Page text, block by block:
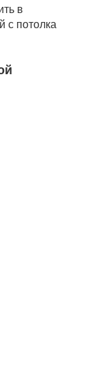
в
с потолка